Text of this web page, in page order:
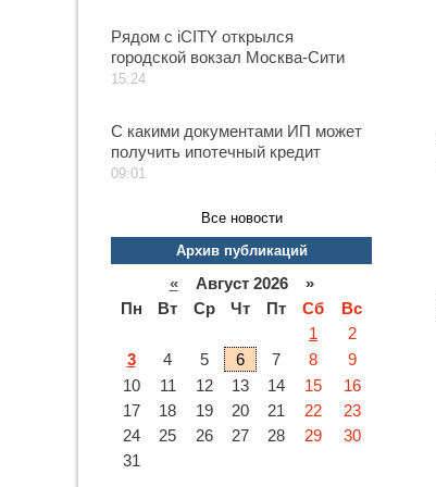
Рядом с iCITY открылся
городской вокзал Москва-Сити
15:24
С какими документами ИП может
получить ипотечный кредит
09:01
Все новости
Архив публикаций
«Август 2026 »
Пн
Вт Ср Чт Пт Сб
Вс
1
2
3
4 5 6 7 8
9
10
11 12 13 14 15
16
17
18 19 20 21 22
23
24
25 26 27 28 29
30
31